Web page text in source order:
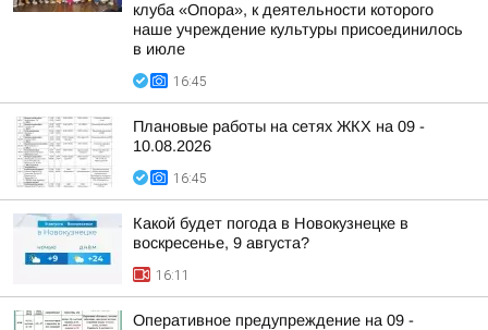
клуба «Опора», к деятельности которого
наше учреждение культуры присоединилось
в июле
16:45
Плановые работы на сетях ЖКХ на 09 -
10.08.2026
16:45
Какой будет погода в Новокузнецке в
воскресенье, 9 августа?
16:11
Оперативное предупреждение на 09 -